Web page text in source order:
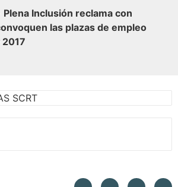
Plena Inclusión reclama con
las plazas de empleo